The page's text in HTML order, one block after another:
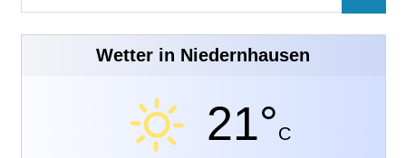
nach:
Wetter in Niedernhausen
21°C